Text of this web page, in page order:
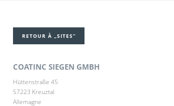
RETOUR À „SITES“
COATINC SIEGEN GMBH
Hüttenstraße 45
57223 Kreuztal
Allemagne